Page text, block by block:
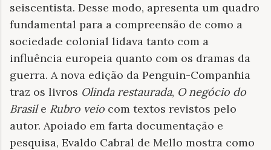
seiscentista. Desse modo, apresenta um quadro
fundamental para a compreensão de como a
sociedade colonial lidava tanto com a
influência europeia quanto com os dramas da
guerra. A nova edição da Penguin-Companhia
traz os livros Olinda restaurada, O negócio do
Brasile Rubro veio com textos revistos pelo
autor. Apoiado em farta documentação e
pesquisa, Evaldo Cabral de Mello mostra como